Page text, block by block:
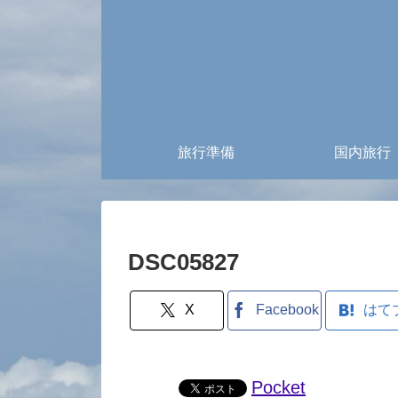
旅行準備 国内旅行
DSC05827
X Facebook はて
Pocket